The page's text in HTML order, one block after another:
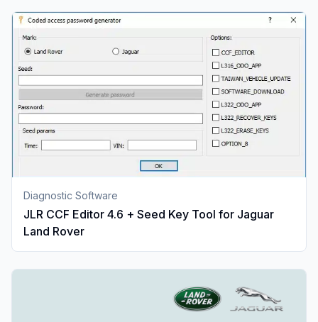
Diagnostic Software
JLR CCF Editor 4.6 + Seed Key Tool for Jaguar
Land Rover